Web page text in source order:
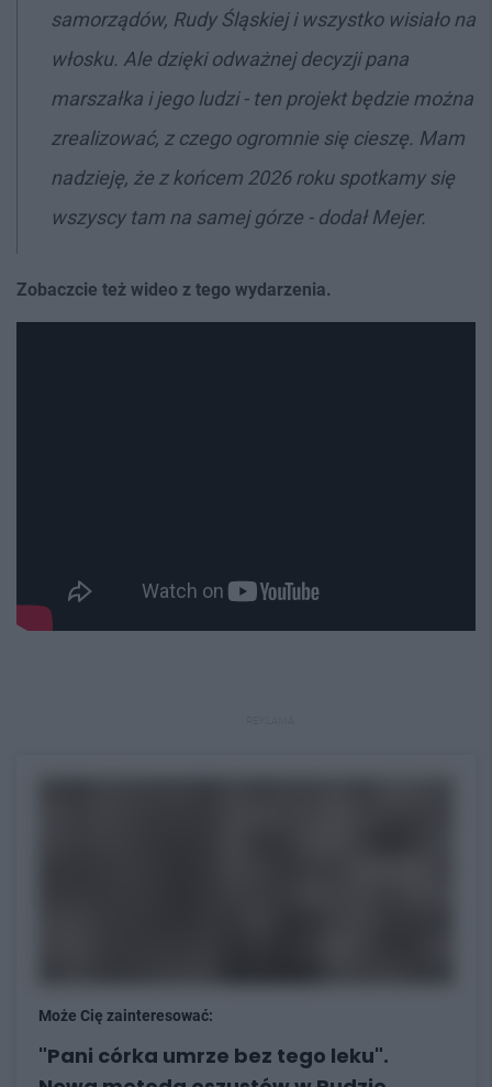
samorządów, Rudy Śląskiej i wszystko wisiało na
włosku. Ale dzięki odważnej decyzji pana
marszałka i jego ludzi - ten projekt będzie można
zrealizować, z czego ogromnie się cieszę. Mam
nadzieję, że z końcem 2026 roku spotkamy się
wszyscy tam na samej górze - dodał Mejer.
Zobaczcie też wideo z tego wydarzenia.
Może Cię zainteresować:
"Pani córka umrze bez tego leku".